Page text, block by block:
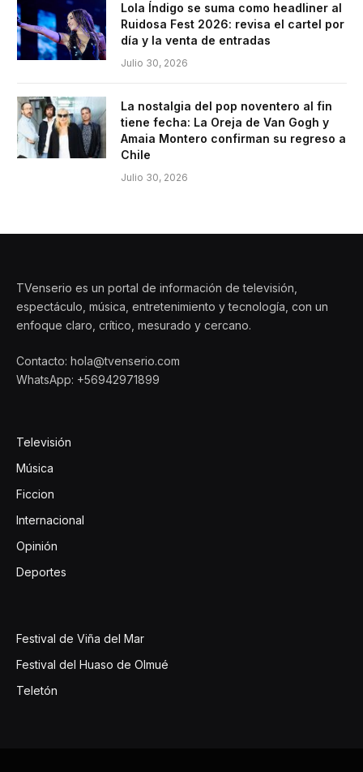
Lola Índigo se suma como headliner al
Ruidosa Fest 2026: revisa el cartel por
día y la venta de entradas
Julio 30, 2026
La nostalgia del pop noventero al fin
tiene fecha: La Oreja de Van Gogh y
Amaia Montero confirman su regreso a
Chile
Julio 30, 2026
TVenserio es un portal de información de televisión,
espectáculo, música, entretenimiento y tecnología, con un
enfoque claro, crítico, mesurado y cercano.
Contacto: hola@tvenserio.com
WhatsApp: +56942971899
Televisión
Música
Ficcion
Internacional
Opinión
Deportes
Festival de Viña del Mar
Festival del Huaso de Olmué
Teletón